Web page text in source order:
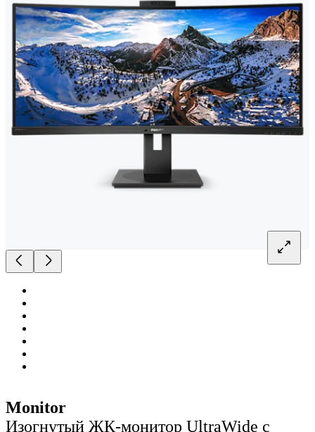
Monitor
Изогнутый ЖК-монитор UltraWide с